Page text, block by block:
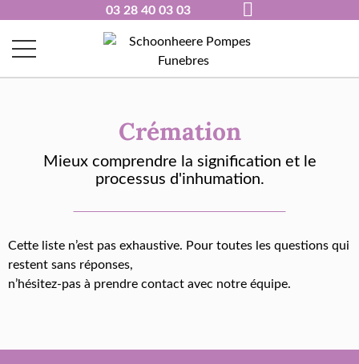
03 28 40 03 03
Crémation
Mieux comprendre la signification et le
processus d'inhumation.
Cette liste n’est pas exhaustive. Pour toutes les questions qui
restent sans réponses,
n’hésitez-pas à prendre contact avec notre équipe.